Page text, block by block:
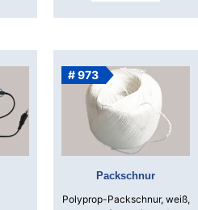
# 973
Packschnur
Polyprop-Packschnur, weiß,